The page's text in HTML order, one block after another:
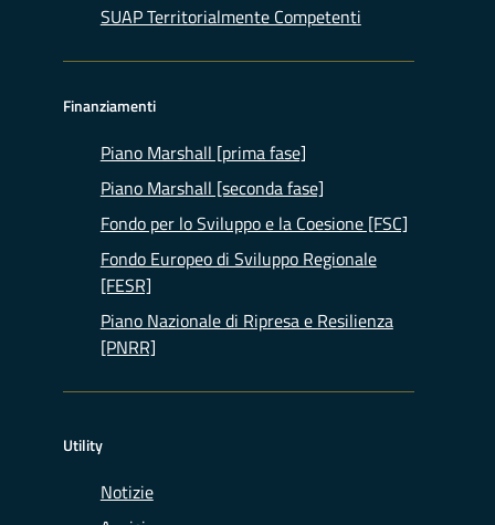
SUAP Territorialmente Competenti
Finanziamenti
Piano Marshall [prima fase]
Piano Marshall [seconda fase]
Fondo per lo Sviluppo e la Coesione [FSC]
Fondo Europeo di Sviluppo Regionale
[FESR]
Piano Nazionale di Ripresa e Resilienza
[PNRR]
Utility
Notizie